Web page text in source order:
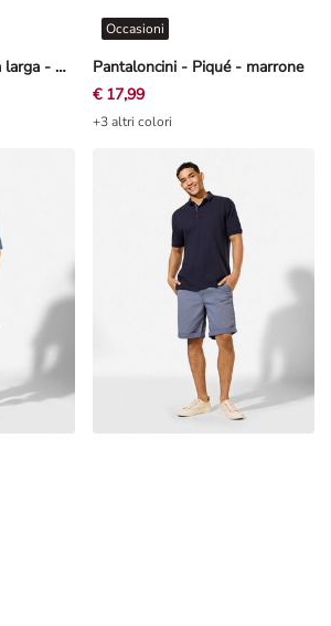
Pantaloncini - Gamba larga - Beige Pantaloncini - Piqué - marrone
Occasioni
€ 17,99
+3 altri colori